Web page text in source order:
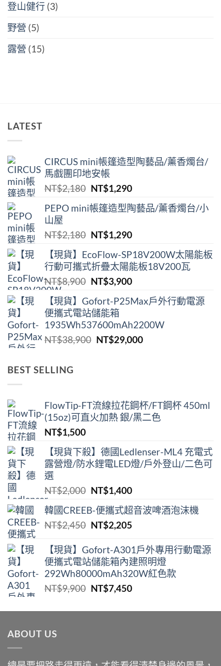
登山健行 (3)
野營 (5)
露營 (15)
LATEST
CIRCUS mini帳篷造型陶藝品/薰香燭台/
馬戲團印地安帳
NT$2,180 原
價
NT$2,180。
NT$1,290目
價
NT$1,290。
PEPO mini帳篷造型陶藝品/薰香燭台/小
山屋
NT$2,180 原
價
格：
NT$2,180。
NT$1,290目
價
格：
NT$1,290。
【現貨】EcoFlow-SP18V200W太陽能板
行動可攜式折疊太陽能板18V200瓦
NT$8,900 原
價
格：
NT$8,900。
NT$3,900目
價
NT$3,900。
【現貨】Gofort-P25Max戶外行動電源
便攜式電站儲能箱
1935Wh537600mAh2200W
NT$38,900 原
NT$29,000目
BEST SELLING
FlowTip-FT流線拉花鋼杯/FT鋼杯 450ml
(15oz)可直火加熱 銀/黑二色
NT$1,500
【現貨下殺】德國Ledlenser-ML4 充電式
露營燈/防水鋰電LED燈/戶外登山/二色可
選
NT$2,000 原
價
格：
NT$1,400目
價
格：
韓國CREEB-便攜式超⾳波啤酒泡沫機
NT$2,450 原
價
格：
NT$2,450。
NT$2,205目
價
格：
NT$2,205。
【現貨】Gofort-A301戶外專用行動電源
便攜式電站儲能箱內建照明燈
292Wh80000mAh320W紅色款
NT$9,900 原
價
NT$7,450目
價
ABOUT US